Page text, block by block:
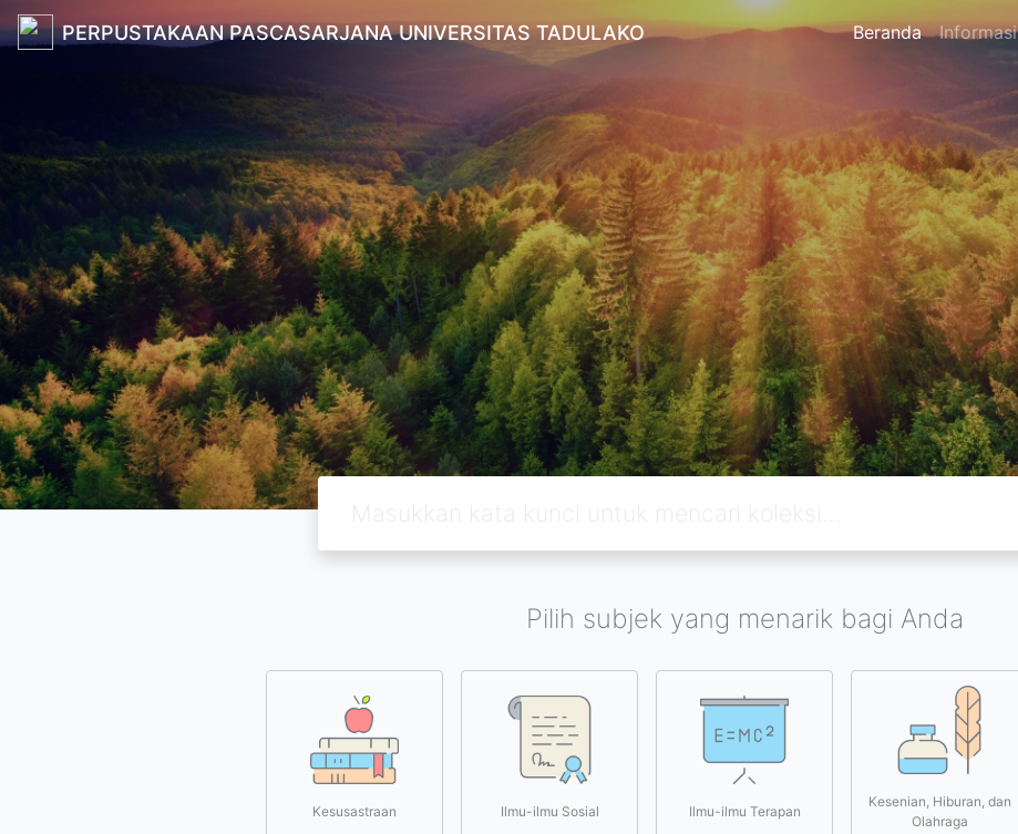
PERPUSTAKAAN PASCASARJANA UNIVERSITAS TADULAKO Beranda Informasi
Pilih subjek yang menarik bagi Anda
Kesusastraan Ilmu-ilmu Sosial Ilmu-ilmu Terapan
Kesenian, Hiburan, dan
Olahraga